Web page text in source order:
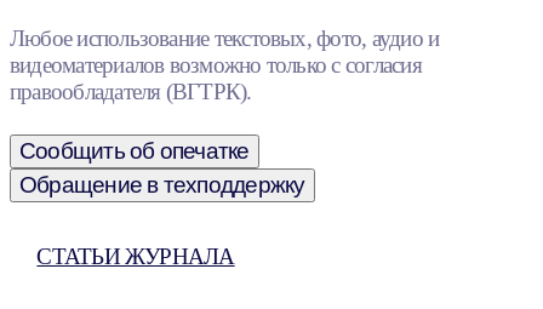
Любое использование текстовых, фото, аудио и
видеоматериалов возможно только с согласия
правообладателя (ВГТРК).
Сообщить об опечатке
Обращение в техподдержку
СТАТЬИ ЖУРНАЛА